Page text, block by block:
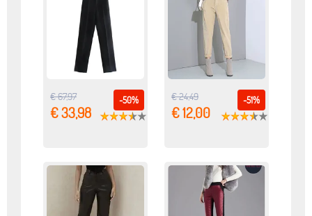
-50%
€ 67,97
€ 33,98
-51%
€ 24,49
€ 12,00